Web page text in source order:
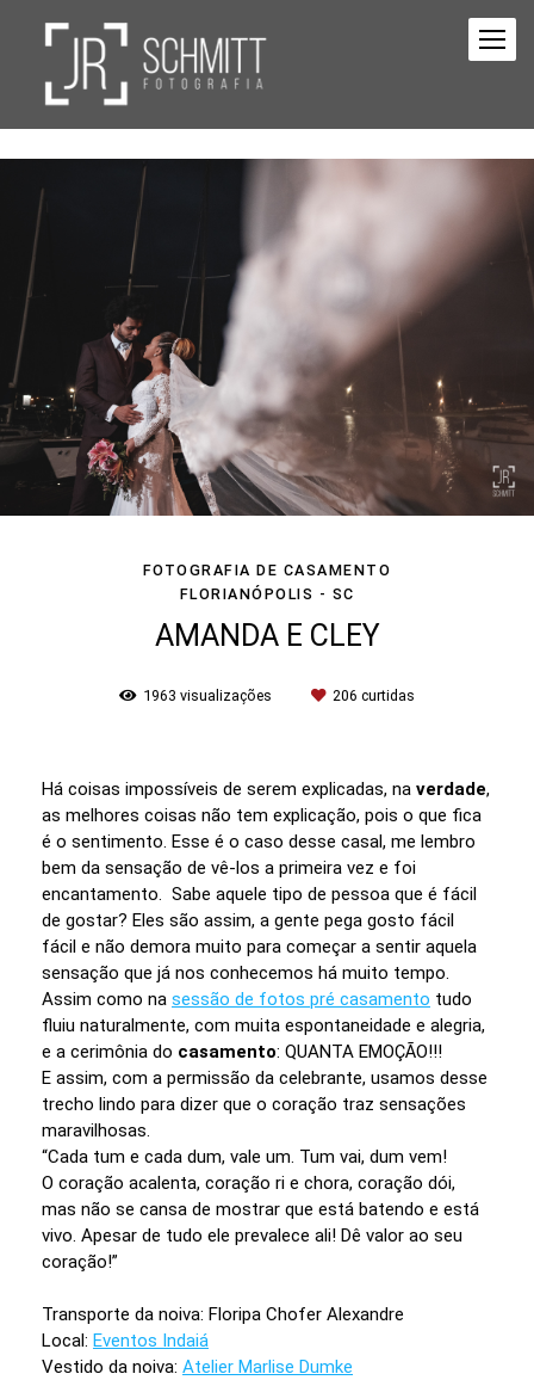
FOTOGRAFIA DE CASAMENTO
FLORIANÓPOLIS - SC
AMANDA E CLEY
1963 visualizações 206 curtidas
Há coisas impossíveis de serem explicadas, na verdade,
as melhores coisas não tem explicação, pois o que fica
é o sentimento. Esse é o caso desse casal, me lembro
bem da sensação de vê-los a primeira vez e foi
encantamento. Sabe aquele tipo de pessoa que é fácil
de gostar? Eles são assim, a gente pega gosto fácil
fácil e não demora muito para começar a sentir aquela
sensação que já nos conhecemos há muito tempo.
Assim como na sessão de fotos pré casamento tudo
fluiu naturalmente, com muita espontaneidade e alegria,
e a cerimônia do casamento: QUANTA EMOÇÃO!!!
E assim, com a permissão da celebrante, usamos desse
trecho lindo para dizer que o coração traz sensações
maravilhosas.
“Cada tum e cada dum, vale um. Tum vai, dum vem!
O coração acalenta, coração ri e chora, coração dói,
mas não se cansa de mostrar que está batendo e está
vivo. Apesar de tudo ele prevalece ali! Dê valor ao seu
coração!”
Transporte da noiva: Floripa Chofer Alexandre
Local: Eventos Indaiá
Vestido da noiva: Atelier Marlise Dumke